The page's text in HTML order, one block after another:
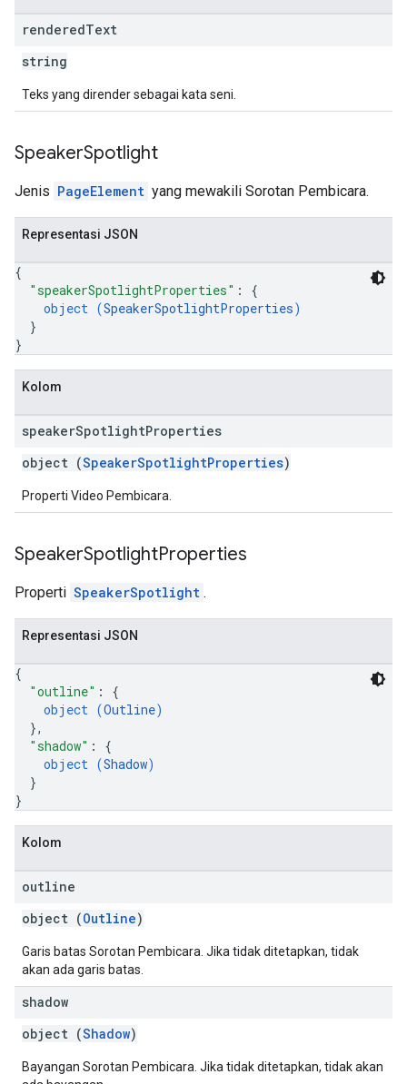
renderedText
string
Teks yang dirender sebagai kata seni.
SpeakerSpotlight
Jenis PageElement yang mewakili Sorotan Pembicara.
Representasi JSON
{
"speakerSpotlightProperties" : {
object (SpeakerSpotlightProperties)
}
}
Kolom
speakerSpotlightProperties
object (SpeakerSpotlightProperties)
Properti Video Pembicara.
SpeakerSpotlightProperties
Properti SpeakerSpotlight .
Representasi JSON
{
"outline" : {
object (Outline)
},
"shadow" : {
object (Shadow)
}
}
Kolom
outline
object (Outline)
Garis batas Sorotan Pembicara. Jika tidak ditetapkan, tidak
akan ada garis batas.
shadow
object (Shadow)
Bayangan Sorotan Pembicara. Jika tidak ditetapkan, tidak akan